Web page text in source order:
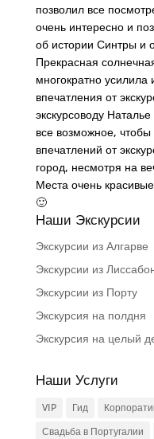
позволил все
очень интересно и
об истории Синтры и
Прекрасная
многократно усилила
впечатления от
экскурсоводу
все возможное,
впечатлений от
город, несмотря на
Места очень
🙂
Наши Экскурсии
Экскурсии из Алгарве
Экскурсии из
Экскурсии из Порту
Экскурсия на полдня
Экскурсия на целый
Наши Услуги
VIP Гид
Свадьба в Португалии